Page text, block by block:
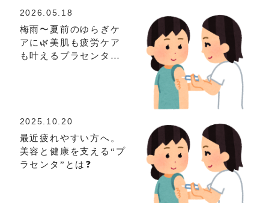
2026.05.18
梅雨〜夏前のゆらぎケ
アに🌿美肌も疲労ケア
も叶えるプラセンタ注
2025.10.20
最近疲れやすい方へ。
美容と健康を支える“プ
ラセンタ”とは❓